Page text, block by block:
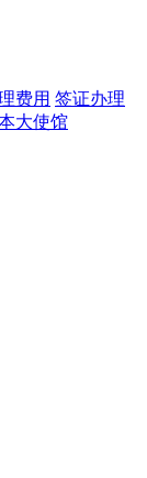
费用 签证办理
大使馆